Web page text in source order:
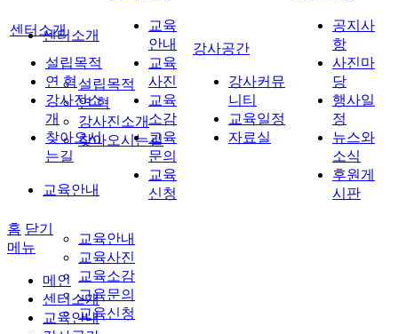
센터소개
설립목적
연 혁
강사진소개
찾아오시는길
교육안내
교육안내
교육사진
교육소감
교육문의
교육신청
센터소개
설립목적
연 혁
강사진소
개
찾아오시
는길
교육
안내
교육
사진
교육
소감
교육
문의
교육
신청
강사공간
강사커뮤
니티
교육일정
자료실
공지사
항
사진마
당
행사일
정
뉴스와
소식
후원게
시판
홈 닫기
메뉴
메인
센터소개
교육안내